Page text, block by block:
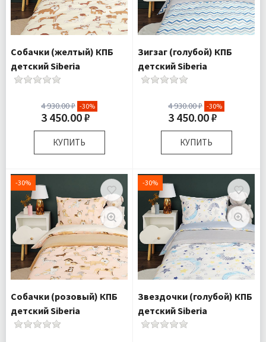
Ткань:
Ранфорс
Доставка:
Подробнее
Ткань:
Ранфорс
Доставка:
Подробнее
Собачки (желтый) КПБ
детский Siberia
4 930.00 ₽ -30%
3 450.00 ₽
КУПИТЬ
Полутороспальный
Комплектация:
Пододеяльник
1 шт Простыня
1 шт
Наволочка 1
шт
Ткань:
Ранфорс
Доставка:
Подробнее
Зигзаг (голубой) КПБ
детский Siberia
4 930.00 ₽ -30%
3 450.00 ₽
КУПИТЬ
Полутороспальный
Комплектация:
Пододеяльник
1 шт Простыня
1 шт
Наволочка 1
шт
Ткань:
Ранфорс
Доставка:
Подробнее
-30%
Собачки (розовый) КПБ
детский Siberia
-30%
Звездочки (голубой) КПБ
детский Siberia